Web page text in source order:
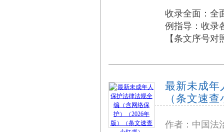
收录全面：全
例指导：收录
【条文序号
最新未成年
（条文速
作者：中国法